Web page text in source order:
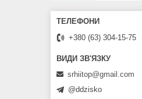
+380 (63) 304-15-75
srhiitop@gmail.com
@ddzisko